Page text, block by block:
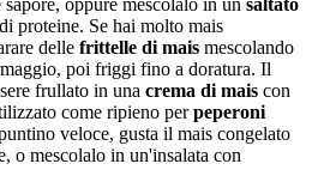
proteine. Se hai molto mais
delle frittelle di mais mescolando
poi friggi fino a doratura. Il
frullato in una crema di mais con
come ripieno perpeperoni
veloce, gusta il mais congelato
o mescolalo in un'insalata con